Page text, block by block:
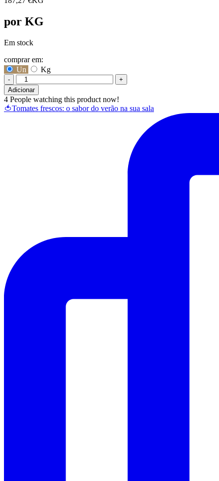
por KG
Em stock
comprar em:
Un
Kg
- +
Quantidade
de
Lima
Adicionar
4 People watching this product now!
🍅Tomates frescos: o sabor do verão na sua sala